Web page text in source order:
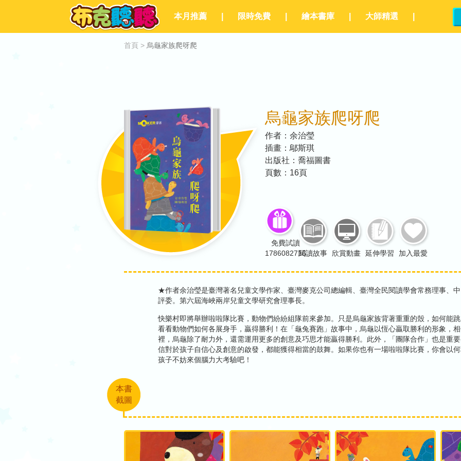
本月推薦 限時免費 繪本書庫 大師精選
首頁 > 烏龜家族爬呀爬
烏龜家族爬呀爬
作者： 余治瑩
插畫： 鄔斯琪
出版社： 喬福圖書
頁數： 16頁
免費試讀
1786082716閱讀故事 欣賞動畫 延伸學習 加入最愛
★作者余治瑩是臺灣著名兒童文學作家、臺灣麥克公司總編輯、臺灣全民閱讀學會常務理事、
評委。第六屆海峽兩岸兒童文學研究會理事長。
快樂村即將舉辦啦啦隊比賽，動物們紛紛組隊前來參加。只是烏龜家族背著重重的殼，如何能
看看動物們如何各展身手，贏得勝利！在「龜兔賽跑」故事中，烏龜以恆心贏取勝利的形象，
裡，烏龜除了耐力外，還需運用更多的創意及巧思才能贏得勝利。此外，「團隊合作」也是重
信對於孩子自信心及創意的啟發，都能獲得相當的鼓舞。如果你也有一場啦啦隊比賽，你會以
孩子不妨來個腦力大考驗吧！
本書
截圖